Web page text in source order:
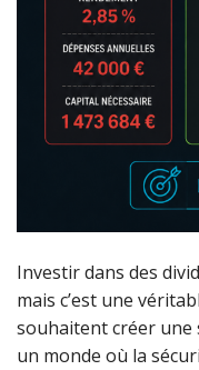
Investir dans des
mais c’est une
souhaitent créer une
un monde où la